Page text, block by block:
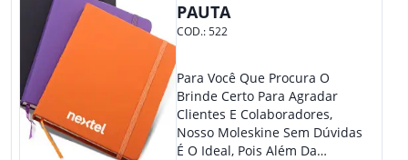
PAUTA
COD.:522
Para Você Que Procura O
Brinde Certo Para Agradar
Clientes E Colaboradores,
Nosso Moleskine Sem Dúvidas
É O Ideal, Pois Além Da